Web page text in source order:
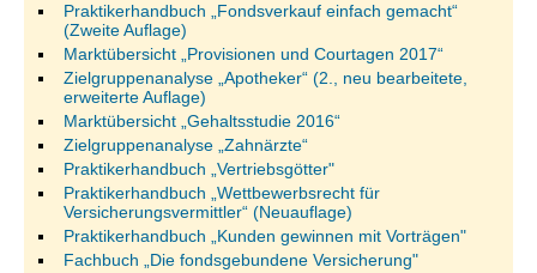
Praktikerhandbuch „Fondsverkauf einfach gemacht“
(Zweite Auflage)
Marktübersicht „Provisionen und Courtagen 2017“
Zielgruppenanalyse „Apotheker“ (2., neu bearbeitete,
erweiterte Auflage)
Marktübersicht „Gehaltsstudie 2016“
Zielgruppenanalyse „Zahnärzte“
Praktikerhandbuch „Vertriebsgötter"
Praktikerhandbuch „Wettbewerbsrecht für
Versicherungsvermittler“ (Neuauflage)
Praktikerhandbuch „Kunden gewinnen mit Vorträgen"
Fachbuch „Die fondsgebundene Versicherung"